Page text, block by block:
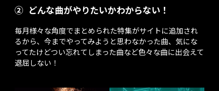
② どんな曲がやりたいかわからない！
毎月様々な角度でまとめられた特集がサイトに追加され
るから、今までやってみようと思わなかった曲、気にな
ってたけどつい忘れてしまった曲など色々な曲に出会えて
退屈しない！